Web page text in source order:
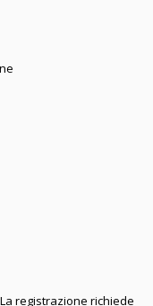
registrazione richiede